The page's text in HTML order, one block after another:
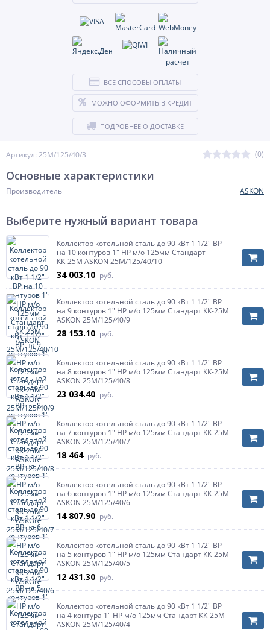
Артикул: 25M/125/40/3 (0)
ВСЕ СПОСОБЫ ОПЛАТЫ
МОЖНО ОФОРМИТЬ В КРЕДИТ
ПОДРОБНЕЕ О ДОСТАВКЕ
Основные характеристики
Производитель ASKON
Выберите нужный вариант товара
Коллектор котельной сталь до 90 кВт 1 1/2" ВР
на 10 контуров 1" НР м/о 125мм Стандарт
КК-25М ASKON 25M/125/40/10
34 003.10 руб.
Коллектор котельной сталь до 90 кВт 1 1/2" ВР
на 9 контуров 1" НР м/о 125мм Стандарт КК-25М
ASKON 25M/125/40/9
28 153.10 руб.
Коллектор котельной сталь до 90 кВт 1 1/2" ВР
на 8 контуров 1" НР м/о 125мм Стандарт КК-25М
ASKON 25M/125/40/8
23 034.40 руб.
Коллектор котельной сталь до 90 кВт 1 1/2" ВР
на 7 контуров 1" НР м/о 125мм Стандарт КК-25М
ASKON 25M/125/40/7
18 464 руб.
Коллектор котельной сталь до 90 кВт 1 1/2" ВР
на 6 контуров 1" НР м/о 125мм Стандарт КК-25М
ASKON 25M/125/40/6
14 807.90 руб.
Коллектор котельной сталь до 90 кВт 1 1/2" ВР
на 5 контуров 1" НР м/о 125мм Стандарт КК-25М
ASKON 25M/125/40/5
12 431.30 руб.
Коллектор котельной сталь до 90 кВт 1 1/2" ВР
на 4 контура 1" НР м/о 125мм Стандарт КК-25М
ASKON 25M/125/40/4